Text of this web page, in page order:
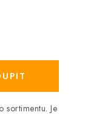
sortimentu. Je